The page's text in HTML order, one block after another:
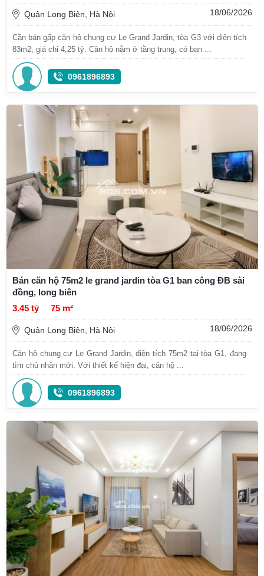
Quận Long Biên, Hà Nội 18/06/2026
Cần bán gấp căn hộ chung cư Le Grand Jardin, tòa G3 với diện tích
83m2, giá chỉ 4,25 tỷ. Căn hộ nằm ở tầng trung, có ban ...
0961896893
Bán căn hộ 75m2 le grand jardin tòa G1 ban công ĐB sài
đồng, long biên
3.45 tỷ
75 m²
Quận Long Biên, Hà Nội 18/06/2026
Căn hộ chung cư Le Grand Jardin, diện tích 75m2 tại tòa G1, đang
tìm chủ nhân mới. Với thiết kế hiện đại, căn hộ ...
0961896893